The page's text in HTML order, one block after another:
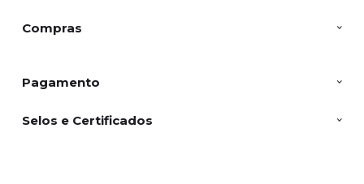
Compras
Pagamento
Selos e Certificados